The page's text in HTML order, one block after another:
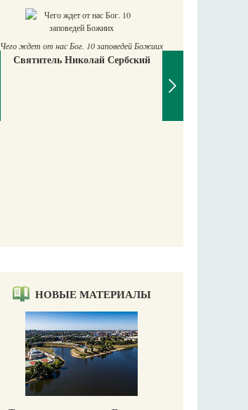
Чего ждет от нас Бог. 10 заповедей Божиих
Святитель Николай Сербский
НОВЫЕ МАТЕРИАЛЫ